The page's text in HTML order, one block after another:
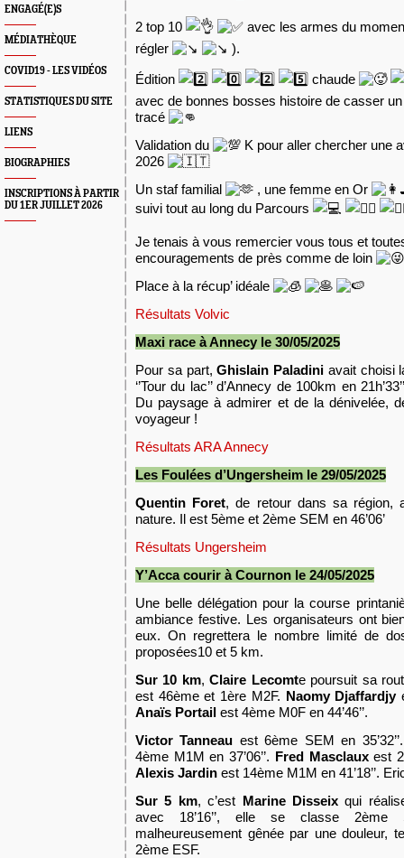
ENGAGÉ(E)S
MÉDIATHÈQUE
COVID19 - LES VIDÉOS
STATISTIQUES DU SITE
LIENS
BIOGRAPHIES
INSCRIPTIONS À PARTIR
DU 1ER JUILLET 2026
2 top 10
avec les armes du
régler
).
Édition
chaude
avec de bonnes bosses histoire de casser
tracé
Validation du
K pour aller chercher une
2026
Un staf familial
, une femme en Or
suivi tout au long du Parcours
Je tenais à vous remercier vous tous et
encouragements de près comme de loin
Place à la récup’ idéale
Résultats Volvic
Maxi race à Annecy le 30/05/2025
Pour sa part,Ghislain Paladini avait choisi
‘’Tour du lac’’ d’Annecy de 100km en
Du paysage à admirer et de la dénivelée,
voyageur !
Résultats ARA Annecy
Les Foulées d’Ungersheim le 29/05/2025
Quentin Foret, de retour dans sa région,
nature. Il est 5ème et 2ème SEM en 46’06’
Résultats Ungersheim
Y’Acca courir à Cournon le 24/05/2025
Une belle délégation pour la course
ambiance festive. Les organisateurs ont
eux. On regrettera le nombre limité de
proposées10 et 5 km.
Sur 10 km,Claire Lecomte poursuit sa
est 46ème et 1ère M2F. Naomy Djaffardjy
Anaïs Portail est 4ème M0F en 44’46’’.
Victor Tanneau est 6ème SEM en
4ème M1M en 37’06’’. Fred Masclauxest
Alexis Jardin est 14ème M1M en 41’18’’.
Sur 5 km, c’est Marine Disseix qui
avec 18’16’’, elle se classe
malheureusement gênée par une douleur,
2ème ESF.